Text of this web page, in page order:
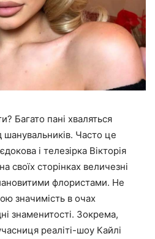
Багато пані хваляться
Часто це
і телезірка Вікторія
своїх сторінках величезні
флористами. Не
значимість в очах
знаменитості. Зокрема,
реаліті-шоу Кайлі